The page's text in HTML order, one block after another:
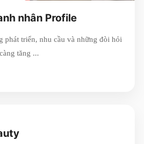
nhân Profile
phát triển, nhu cầu và những đòi hỏi
tăng ...